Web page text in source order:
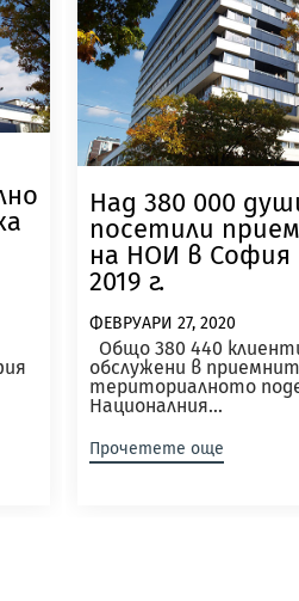
Над 380 000
посетили
на НОИ в София
2019 г.
ФЕВРУАРИ 27, 2020
Общо 380 440
обслужени в
териториалното
Националния...
Прочетете още